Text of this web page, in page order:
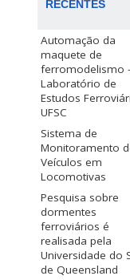
RECENTES
Automação da
maquete de
ferromodelismo
Laboratório de
Estudos
UFSC
Sistema de
Monitoramento
Veículos em
Locomotivas
Pesquisa sobre
dormentes
ferroviários é
realisada pela
Universidade do
de Queensland